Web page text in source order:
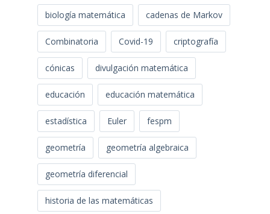
biología matemática cadenas de Markov
Combinatoria Covid-19 criptografía
cónicas divulgación matemática
educación educación matemática
estadística Euler fespm
geometría geometría algebraica
geometría diferencial
historia de las matemáticas